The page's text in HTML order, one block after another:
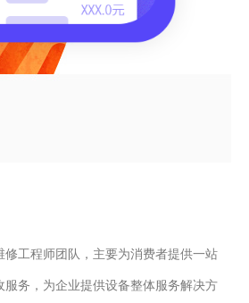
修工程师团队，主要为消费者提供一站
服务，为企业提供设备整体服务解决方